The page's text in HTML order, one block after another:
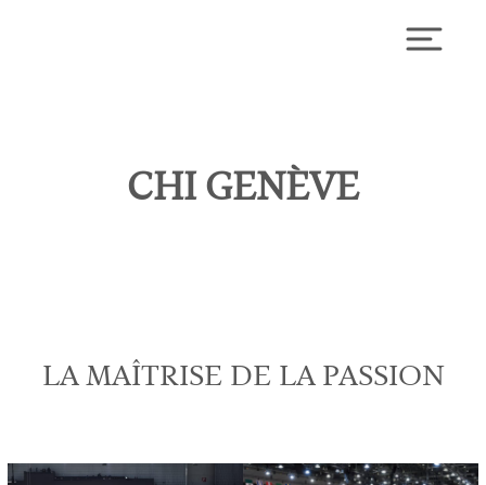
CHI GENÈVE
LA MAÎTRISE DE LA PASSION